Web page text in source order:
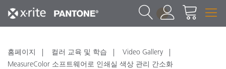
1
홈페이지 컬러 교육 및 학습
Video Gallery
MeasureColor 소프트웨어로 인쇄실 색상 관리 간소화